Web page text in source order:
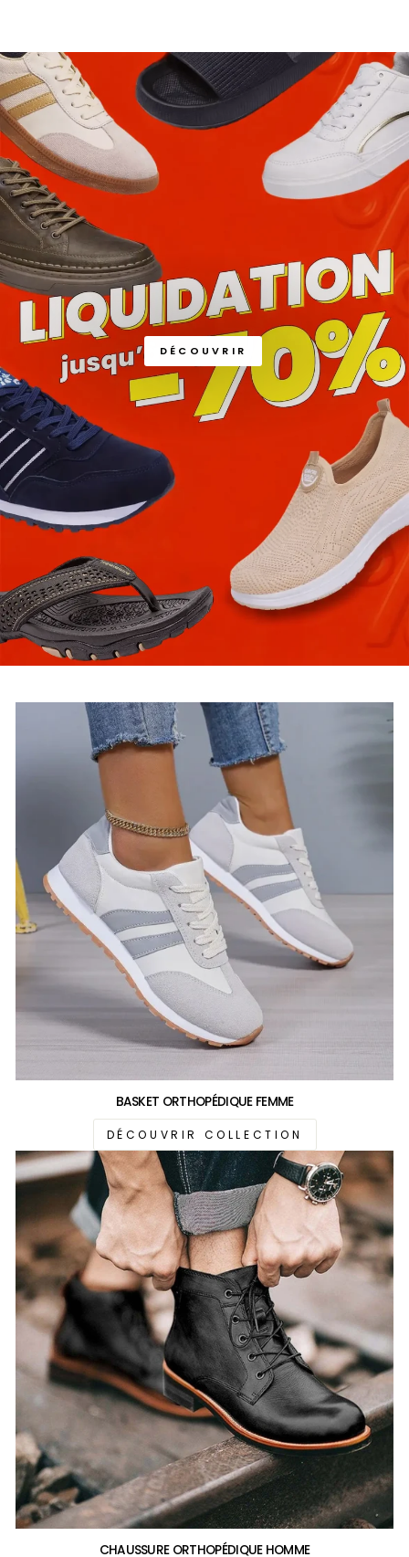
DÉCOUVRIR
BASKET ORTHOPÉDIQUE FEMME
DÉCOUVRIR COLLECTION
CHAUSSURE ORTHOPÉDIQUE HOMME